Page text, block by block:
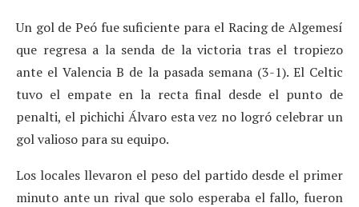
Un gol de Peó fue suficiente para el Racing de Algemesí
que regresa a la senda de la victoria tras el tropiezo
ante el Valencia B de la pasada semana (3-1). El Celtic
tuvo el empate en la recta final desde el punto de
penalti, el pichichi Álvaro esta vez no logró celebrar un
gol valioso para su equipo.
Los locales llevaron el peso del partido desde el primer
minuto ante un rival que solo esperaba el fallo, fueron